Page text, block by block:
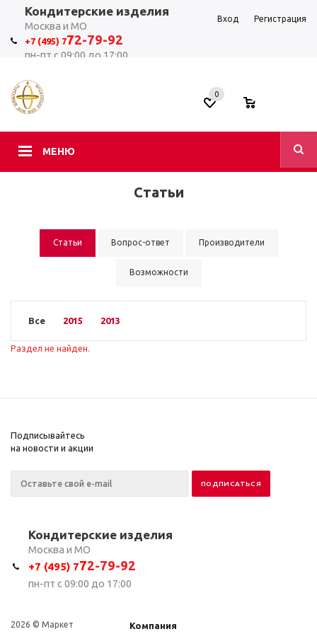
Кондитерские изделия
Москва и МО
+7 (495) 772-79-92
пн-пт с 09:00 до 17:00
Вход Регистрация
МЕНЮ
0
Статьи
Статьи Вопрос-ответ Производители
Возможности
Все 2015 2013
Раздел не найден.
Подписывайтесь
на новости и акции
Кондитерские изделия
Москва и МО
+7 (495) 772-79-92
пн-пт с 09:00 до 17:00
2026 © Маркет Компания